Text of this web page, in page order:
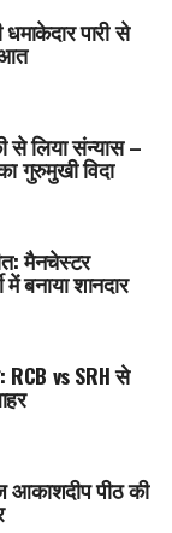
पारी से
से लिया संन्यास –
गुरुमुखी विदा
मैनचेस्टर
बनाया शानदार
vs SRH से
आकाशदीप पीठ की